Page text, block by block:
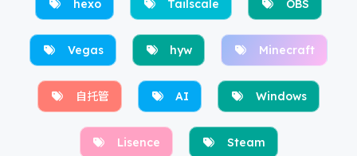
hexo Tailscale OBS
Vegas hyw Minecraft
自托管 AI Windows
Lisence Steam